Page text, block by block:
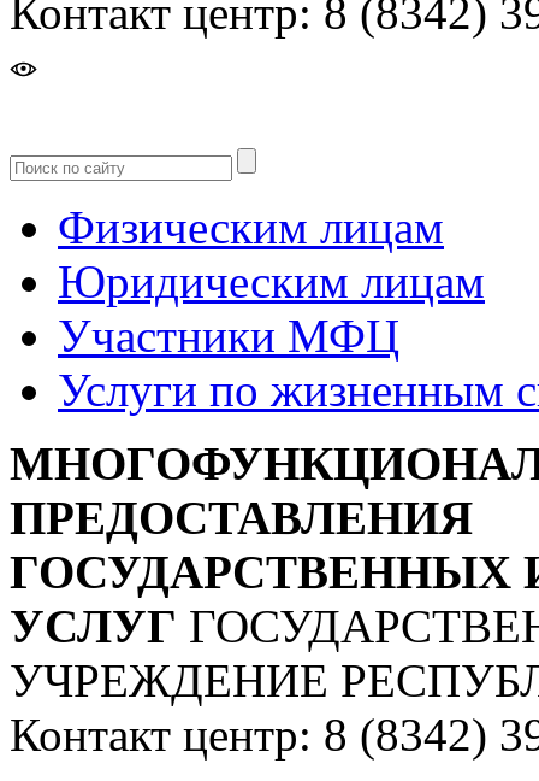
Контакт центр: 8 (8342)
Физическим лицам
Юридическим лицам
Участники МФЦ
Услуги по жизненным
ПРЕДОСТАВЛЕНИЯ
УСЛУГ
УЧРЕЖДЕНИЕ
Контакт центр: 8 (8342)